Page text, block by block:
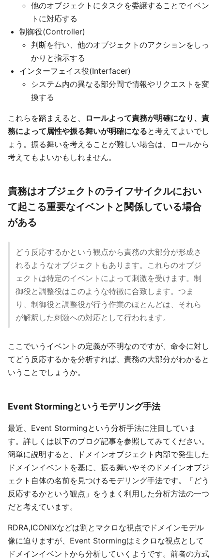
他のオブジェクトにタスクを委譲することでイベン
トに対応する
制御役(Controller)
判断を行い、他のオブジェクトのアクションをしっ
かりと指示する
インターフェイス役(Interfacer)
システム内の異なる部分間で情報やリクエストを変
換する
これらを踏まえると、
ロールよって責務が明確になり、責
務によって属性や振る舞いが明確になると考えてよいでし
ょう。振る舞いを考えることが難しい場合は、ロールから
考えてもよいかもしれません。
責務はオブジェクトのライフサイクルにおい
て起こる重要なイベントと関係している場合
がある
どう反応するかという観点から責務の大部分が形成さ
れるようなオブジェクトもあります。これらのオブジ
ェクトは特定のイベントによって刺激を受けます。制
御役と調整役はこのような特徴に合致します。つま
り、制御役と調整役が行う作業のほとんどは、それら
が解釈した刺激への対応として行われます。
ここでいうイベントの定義が不明なのですが、命令に対し
てどう反応するかを分析すれば、責務の大部分がわかると
いうことでしょうか。
Event Stormingというモデリング手法
最近、Event Stormingという分析手法に注目していま
す。詳しくは以下のブログ記事を参照してみてください。
簡単に説明すると、ドメインオブジェクト内部で発生した
ドメインイベントを基に、振る舞いやそのドメインオブジ
ェクト自体の名前を見つけるモデリング手法です。「どう
反応するかという観点」をうまく利用した分析方法の一つ
だと考えています。
RDRA,ICONIXなどは割とマクロな視点でドメインモデル
像に迫りますが、Event Stormingはミクロな視点として
ドメインイベントから分析していくようです。前者の方式